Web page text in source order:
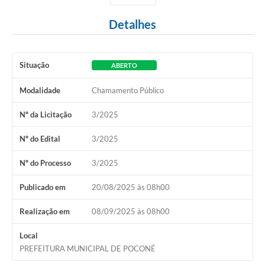
Detalhes
Situação ABERTO
Modalidade Chamamento Público
Nº da Licitação 3/2025
Nº do Edital 3/2025
Nº do Processo 3/2025
Publicado em 20/08/2025 às 08h00
Realização em 08/09/2025 às 08h00
Local
PREFEITURA MUNICIPAL DE POCONÉ